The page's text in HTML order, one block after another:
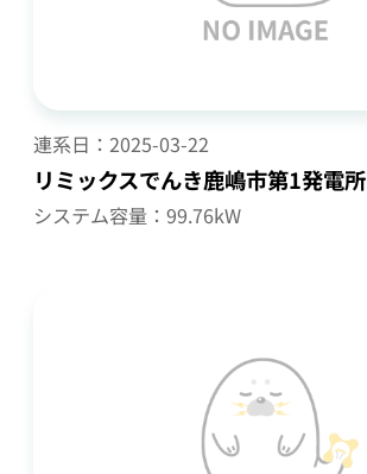
連系日： 2025-03-22
リミックスでんき鹿嶋市第1発電所
システム容量：99.76kW